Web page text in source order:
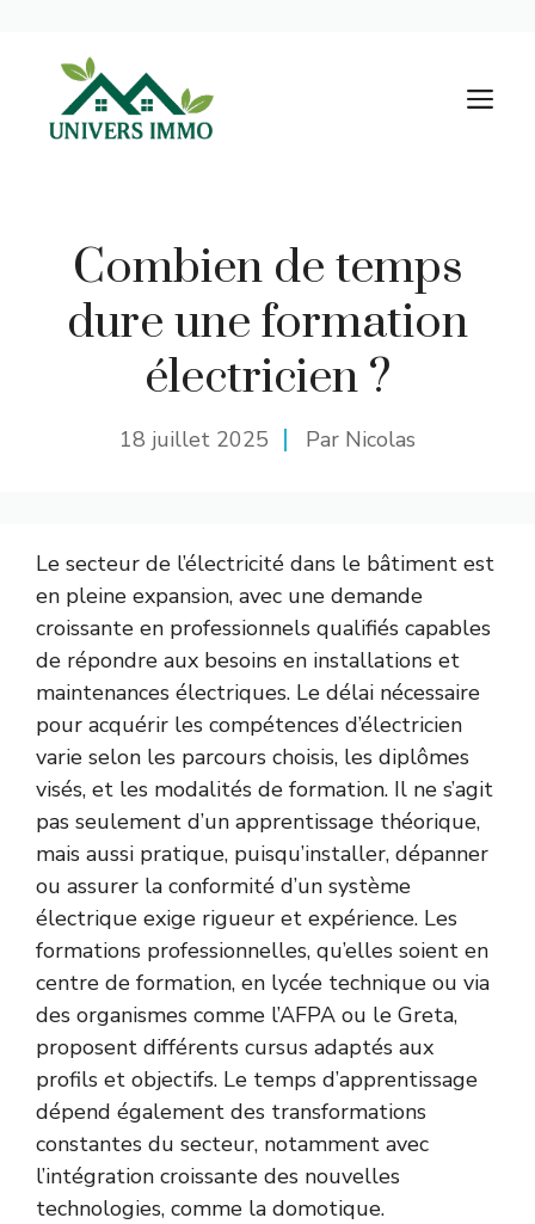
contenu
Combien de temps
dure une formation
électricien ?
18 juillet 2025 Par Nicolas
Le secteur de l’électricité dans le bâtiment est
en pleine expansion, avec une demande
croissante en professionnels qualifiés capables
de répondre aux besoins en installations et
maintenances électriques. Le délai nécessaire
pour acquérir les compétences d’électricien
varie selon les parcours choisis, les diplômes
visés, et les modalités de formation. Il ne s’agit
pas seulement d’un apprentissage théorique,
mais aussi pratique, puisqu’installer, dépanner
ou assurer la conformité d’un système
électrique exige rigueur et expérience. Les
formations professionnelles, qu’elles soient en
centre de formation, en lycée technique ou via
des organismes comme l’AFPA ou le Greta,
proposent différents cursus adaptés aux
profils et objectifs. Le temps d’apprentissage
dépend également des transformations
constantes du secteur, notamment avec
l’intégration croissante des nouvelles
technologies, comme la domotique.